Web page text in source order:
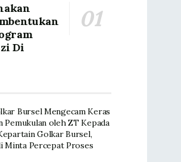
Di
Bursel Mengecam Keras
Pemukulan oleh ZT Kepada
Golkar Bursel,
Minta Percepat Proses